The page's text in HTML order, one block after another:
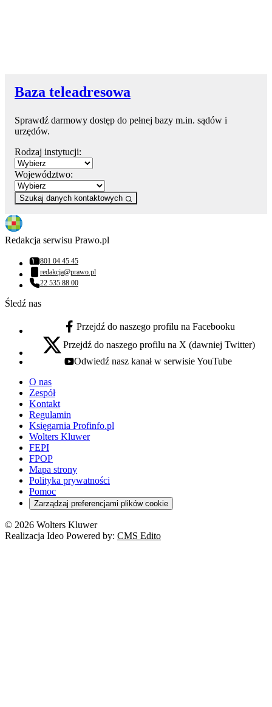
Baza teleadresowa
Sprawdź darmowy dostęp do pełnej bazy m.in. sądów i
urzędów.
Rodzaj instytucji:
Województwo:
Szukaj danych kontaktowych
Redakcja serwisu Prawo.pl
Numer telefonu:
801 04 45 45
Adres email:
redakcja@prawo.pl
Numer telefonu:
22 535 88 00
Śledź nas
facebook - otwiera się w nowej karcie
Przejdź do naszego profilu na Facebooku
x - otwiera się w nowej karcie
Przejdź do naszego profilu na X (dawniej Twitter)
youtube - otwiera się w nowej karcie
Odwiedź nasz kanał w serwisie YouTube
O nas
Zespół
Kontakt
Regulamin
Księgarnia Profinfo.pl
Wolters Kluwer
FEPI
FPOP
Mapa strony
Polityka prywatności
Pomoc
Zarządzaj preferencjami plików cookie
© 2026 Wolters Kluwer
Realizacja Ideo Powered by: CMS Edito